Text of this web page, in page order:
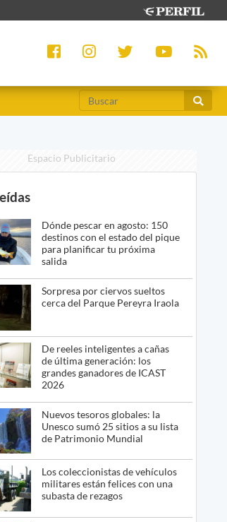
Espacio Publicitario
Dónde pescar en agosto: 150
destinos con el estado del pique
para planificar tu próxima
salida
Sorpresa por ciervos sueltos
cerca del Parque Pereyra Iraola
De reeles inteligentes a cañas
de última generación: los
grandes ganadores de ICAST
2026
Nuevos tesoros globales: la
Unesco sumó 25 sitios a su lista
de Patrimonio Mundial
Los coleccionistas de vehículos
militares están felices con una
subasta de rezagos